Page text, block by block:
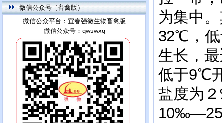
微信公众号（畜禽版）
微信公众平台：宜春强微生物畜禽版
微信公众号：qwswxq
为集中
32℃，
生长，
低于9℃
盐度为